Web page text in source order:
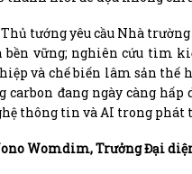
Thủ tướng yêu cầu Nhà
vững; nghiên cứu tìm
và chế biến lâm sản thế
carbon đang ngày càng
thông tin và AI trong phát
Womdim, Trưởng Đại